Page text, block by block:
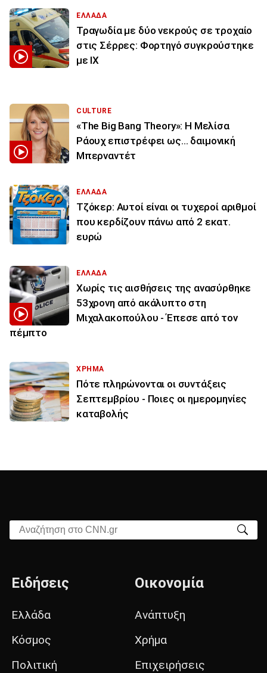
ΕΛΛΑΔΑ
Τραγωδία με δύο νεκρούς σε τροχαίο
στις Σέρρες: Φορτηγό συγκρούστηκε
με ΙΧ
CULTURE
«The Big Bang Theory»: Η Μελίσα
Ράουχ επιστρέφει ως… δαιμονική
Μπερναντέτ
ΕΛΛΑΔΑ
Τζόκερ: Αυτοί είναι οι τυχεροί αριθμοί
που κερδίζουν πάνω από 2 εκατ.
ευρώ
ΕΛΛΑΔΑ
Χωρίς τις αισθήσεις της ανασύρθηκε
53χρονη από ακάλυπτο στη
Μιχαλακοπούλου - Έπεσε από τον
πέμπτο
ΧΡΗΜΑ
Πότε πληρώνονται οι συντάξεις
Σεπτεμβρίου - Ποιες οι ημερομηνίες
καταβολής
Αναζήτηση στο CNN.gr
Ειδήσεις
Ελλάδα
Κόσμος
Πολιτική
Οικονομία
Ανάπτυξη
Χρήμα
Επιχειρήσεις